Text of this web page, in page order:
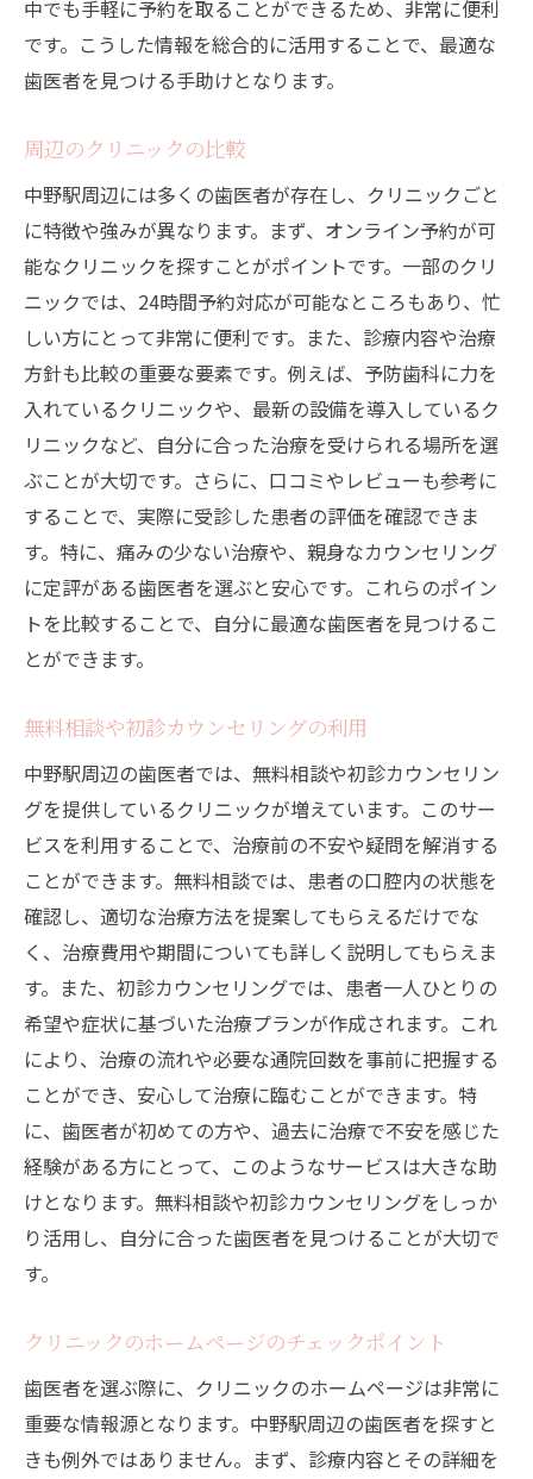
中でも手軽に予約を取ることができるため、非常に便利
です。こうした情報を総合的に活用することで、最適な
歯医者を見つける手助けとなります。
周辺のクリニックの比較
中野駅周辺には多くの歯医者が存在し、クリニックごと
に特徴や強みが異なります。まず、オンライン予約が可
能なクリニックを探すことがポイントです。一部のクリ
ニックでは、24時間予約対応が可能なところもあり、忙
しい方にとって非常に便利です。また、診療内容や治療
方針も比較の重要な要素です。例えば、予防歯科に力を
入れているクリニックや、最新の設備を導入しているク
リニックなど、自分に合った治療を受けられる場所を選
ぶことが大切です。さらに、口コミやレビューも参考に
することで、実際に受診した患者の評価を確認できま
す。特に、痛みの少ない治療や、親身なカウンセリング
に定評がある歯医者を選ぶと安心です。これらのポイン
トを比較することで、自分に最適な歯医者を見つけるこ
とができます。
無料相談や初診カウンセリングの利用
中野駅周辺の歯医者では、無料相談や初診カウンセリン
グを提供しているクリニックが増えています。このサー
ビスを利用することで、治療前の不安や疑問を解消する
ことができます。無料相談では、患者の口腔内の状態を
確認し、適切な治療方法を提案してもらえるだけでな
く、治療費用や期間についても詳しく説明してもらえま
す。また、初診カウンセリングでは、患者一人ひとりの
希望や症状に基づいた治療プランが作成されます。これ
により、治療の流れや必要な通院回数を事前に把握する
ことができ、安心して治療に臨むことができます。特
に、歯医者が初めての方や、過去に治療で不安を感じた
経験がある方にとって、このようなサービスは大きな助
けとなります。無料相談や初診カウンセリングをしっか
り活用し、自分に合った歯医者を見つけることが大切で
す。
クリニックのホームページのチェックポイント
歯医者を選ぶ際に、クリニックのホームページは非常に
重要な情報源となります。中野駅周辺の歯医者を探すと
きも例外ではありません。まず、診療内容とその詳細を